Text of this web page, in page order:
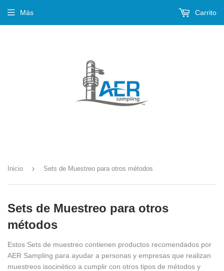
Más Carrito
Inicio › Sets de Muestreo para otros métodos
Sets de Muestreo para otros
métodos
Estos Sets de muestreo contienen productos recomendados por
AER Sampling para ayudar a personas y empresas que realizan
muestreos isocinético a cumplir con otros tipos de métodos y